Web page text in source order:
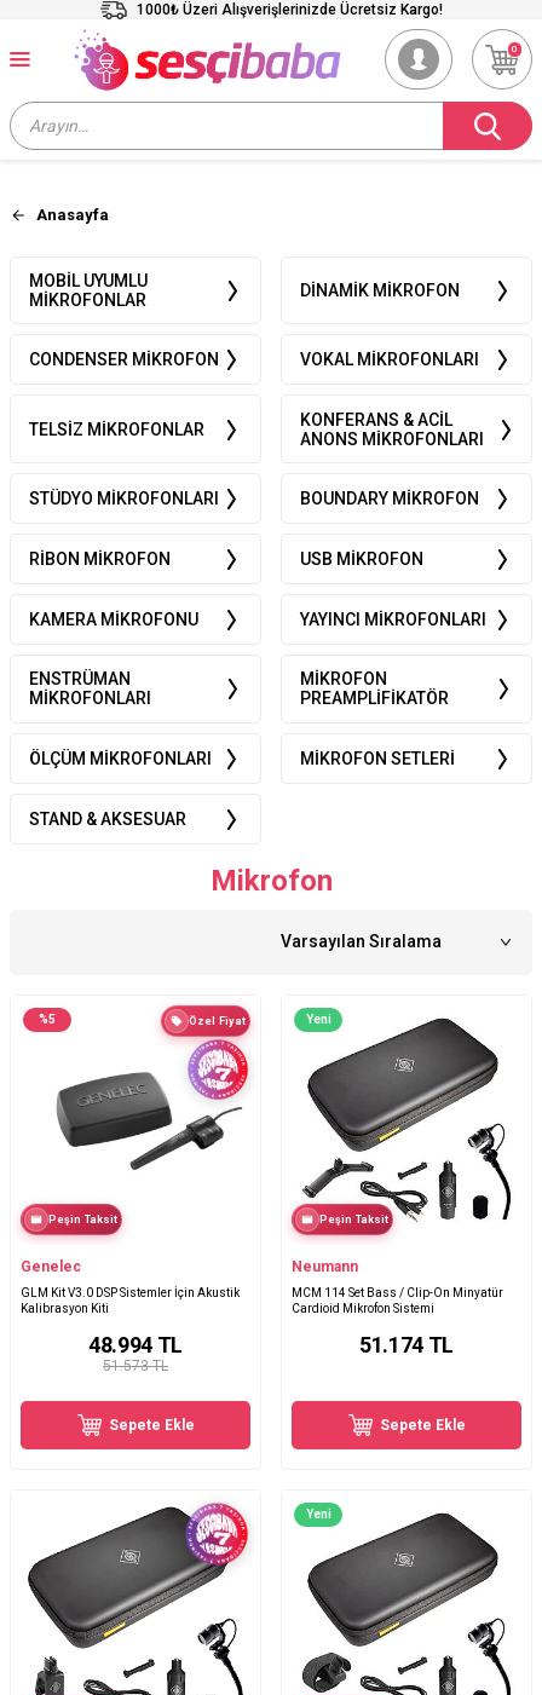
1000₺ Üzeri Alışverişlerinizde Ücretsiz Kargo!
0
Anasayfa
MOBIL UYUMLU
MIKROFONLAR
DINAMIK MIKROFON
CONDENSER MIKROFON VOKAL MIKROFONLARI
TELSIZ MIKROFONLAR
KONFERANS & ACIL
ANONS MIKROFONLARI
STÜDYO MIKROFONLARI BOUNDARY MIKROFON
RIBON MIKROFON USB MIKROFON
KAMERA MIKROFONU YAYINCI MIKROFONLARI
ENSTRÜMAN
MIKROFONLARI
MIKROFON
PREAMPLIFIKATÖR
ÖLÇÜM MIKROFONLARI MIKROFON SETLERI
STAND & AKSESUAR
Mikrofon
%5 Özel Fiyat
Peşin Taksit
Genelec
GLM Kit V3.0 DSP Sistemler İçin Akustik
Kalibrasyon Kiti
51.573 TL
48.994TL
Sepete Ekle
Yeni
Peşin Taksit
Neumann
MCM 114 Set Bass / Clip-On Minyatür
Cardioid Mikrofon Sistemi
51.174TL
Sepete Ekle
Yeni